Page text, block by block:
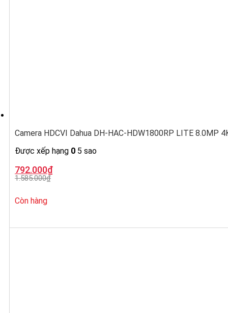
Camera HDCVI Dahua DH-HAC-HDW1800RP LITE 8.0MP
Được xếp hạng 0 5 sao
1.585.000₫
Giá
gốc
là:
792.000₫
Giá
hiện
tại
792.000₫.
Còn hàng